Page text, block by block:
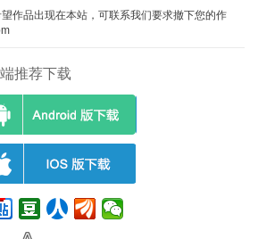
作品出现在本站，可联系我们要求撤下您的作
推荐下载